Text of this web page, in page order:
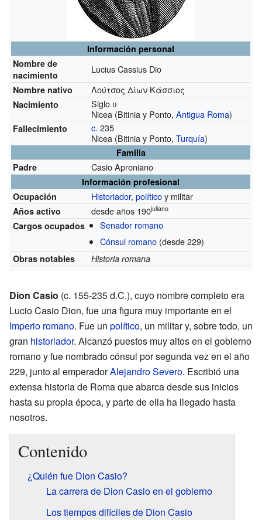
Información personal
Nombre de
nacimiento
Lucius Cassius Dio
Nombre nativo Λούτσος Δίων Κάσσιος
Nacimiento Siglo ii
Nicea (Bitinia y Ponto,Antigua Roma)
Fallecimiento c. 235
Nicea (Bitinia y Ponto,Turquía)
Familia
Padre
Casio Aproniano
Información profesional
Ocupación
Historiador,políticoy militar
Años activo desde años 190juliano
Cargos ocupados
Senador romano
Cónsul romano (desde 229)
Obras notables Historia romana
Dion Casio (c. 155-235 d.C.), cuyo nombre completo era
Lucio Casio Dion, fue una figura muy importante en el
Imperio romano. Fue un político, un militar y, sobre todo, un
gran historiador. Alcanzó puestos muy altos en el gobierno
romano y fue nombrado cónsul por segunda vez en el año
229, junto al emperadorAlejandro Severo. Escribió una
extensa historia de Roma que abarca desde sus inicios
hasta su propia época, y parte de ella ha llegado hasta
nosotros.
Contenido
¿Quién fue Dion Casio?
La carrera de Dion Casio en el gobierno
Los tiempos difíciles de Dion Casio